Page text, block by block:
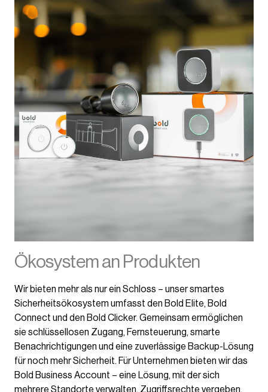
Ökosystem an Produkten
Wir bieten mehr als nur ein Schloss – unser smartes
Sicherheitsökosystem umfasst den Bold Elite, Bold
Connect und den Bold Clicker. Gemeinsam ermöglichen
sie schlüssellosen Zugang, Fernsteuerung, smarte
Benachrichtigungen und eine zuverlässige Backup-Lösung
für noch mehr Sicherheit. Für Unternehmen bieten wir das
Bold Business Account – eine Lösung, mit der sich
mehrere Standorte verwalten, Zugriffsrechte vergeben,